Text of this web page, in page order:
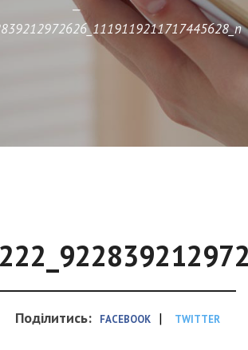
—
Поділитись: FACEBOOK | TWITTER